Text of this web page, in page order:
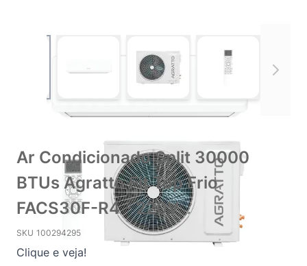
Ar Condicionado Split 30000
BTUs Agratto Fit Top Frio
FACS30F-R4 - 220V
SKU 100294295
Clique e veja!